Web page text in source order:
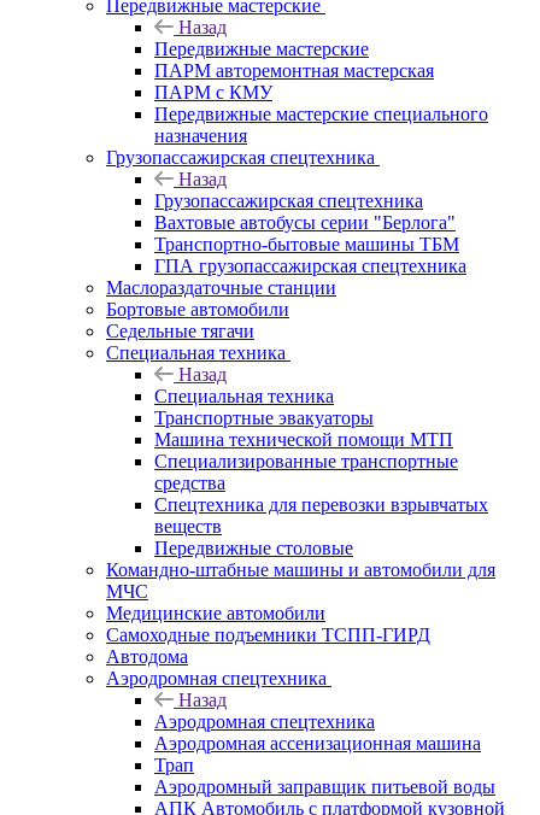
Передвижные мастерские
Назад
Передвижные мастерские
ПАРМ авторемонтная мастерская
ПАРМ с КМУ
Передвижные мастерские специального
назначения
Грузопассажирская спецтехника
Назад
Грузопассажирская спецтехника
Вахтовые автобусы серии "Берлога"
Транспортно-бытовые машины ТБМ
ГПА грузопассажирская спецтехника
Маслораздаточные станции
Бортовые автомобили
Седельные тягачи
Специальная техника
Назад
Специальная техника
Транспортные эвакуаторы
Машина технической помощи МТП
Специализированные транспортные
средства
Спецтехника для перевозки взрывчатых
веществ
Передвижные столовые
Командно-штабные машины и автомобили для
МЧС
Медицинские автомобили
Самоходные подъемники ТСПП-ГИРД
Автодома
Аэродромная спецтехника
Назад
Аэродромная спецтехника
Аэродромная ассенизационная машина
Трап
Аэродромный заправщик питьевой воды
АПК Автомобиль с платформой кузовной